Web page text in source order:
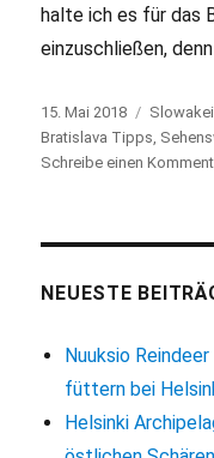
halte ich es für das
einzuschließen,
Veröffentlicht
am
15. Mai 2018 Slowakei
Bratislava Tipps
Schreibe einen
NEUESTE
Nuuksio
füttern bei
Helsinki